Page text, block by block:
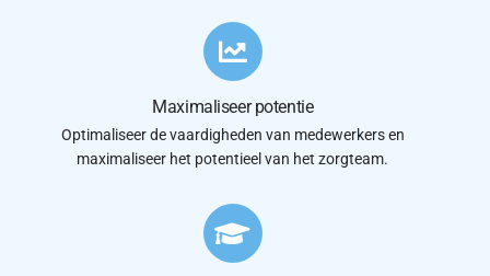
Maximaliseer potentie
Optimaliseer de vaardigheden van medewerkers en
maximaliseer het potentieel van het zorgteam.